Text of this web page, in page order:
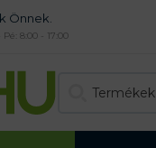
Önnek.
Pé: 8:00 - 17:00